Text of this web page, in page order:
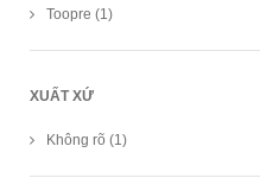
Toopre (1)
XUẤT XỨ
Không rõ (1)